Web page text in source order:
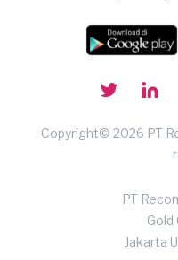
Copyright© 2026 PT
PT
Jakarta